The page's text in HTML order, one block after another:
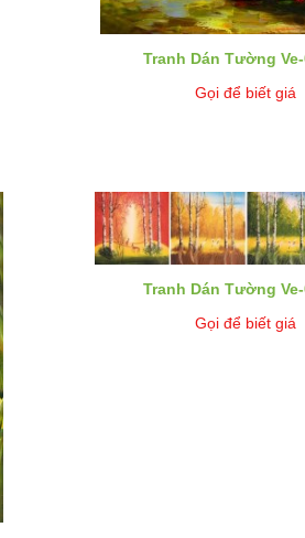
Tranh Dán Tường
Gọi để biết giá
Tranh Dán Tường
Gọi để biết giá